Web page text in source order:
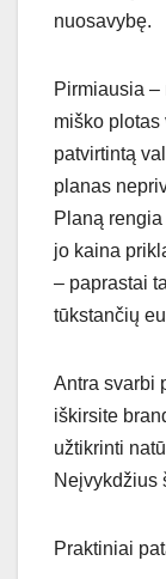
nuosavybę.
Pirmiausia
miško plotas
patvirtintą
planas
Planą
jo kaina
– paprastai
tūkstančių
Antra svarbi
iškirsite
užtikrinti
Neįvykdžius
Praktiniai